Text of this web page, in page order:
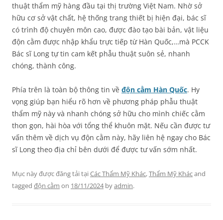
thuật thẩm mỹ hàng đầu tại thị trường Việt Nam. Nhờ sở
hữu cơ sở vật chất, hệ thống trang thiết bị hiện đại, bác sĩ
có trình độ chuyên môn cao, được đào tạo bài bản, vật liệu
độn cằm được nhập khẩu trực tiếp từ Hàn Quốc,…mà PCCK
Bác sĩ Long tự tin cam kết phẫu thuật suôn sẻ, nhanh
chóng, thành công.
Phía trên là toàn bộ thông tin về độn cằm Hàn Quốc. Hy
vọng giúp bạn hiểu rõ hơn về phương pháp phẫu thuật
thẩm mỹ này và nhanh chóng sở hữu cho mình chiếc cằm
thon gọn, hài hòa với tổng thể khuôn mặt. Nếu cần được tư
vấn thêm về dịch vụ độn cằm này, hãy liên hệ ngay cho Bác
sĩ Long theo địa chỉ bên dưới để được tư vấn sớm nhất.
Mục này được đăng tải tạiCác Thẩm Mỹ Khác,Thẩm Mỹ Khácand
tagged độn cằm on 18/11/2024byadmin.